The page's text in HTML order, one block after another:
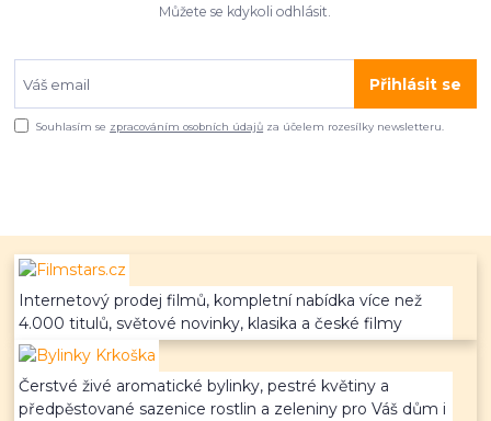
Můžete se kdykoli odhlásit.
Přihlásit se
Souhlasím se zpracováním osobních údajů za účelem rozesílky newsletteru.
Internetový prodej filmů, kompletní nabídka více než
4.000 titulů, světové novinky, klasika a české filmy
Čerstvé živé aromatické bylinky, pestré květiny a
předpěstované sazenice rostlin a zeleniny pro Váš dům i